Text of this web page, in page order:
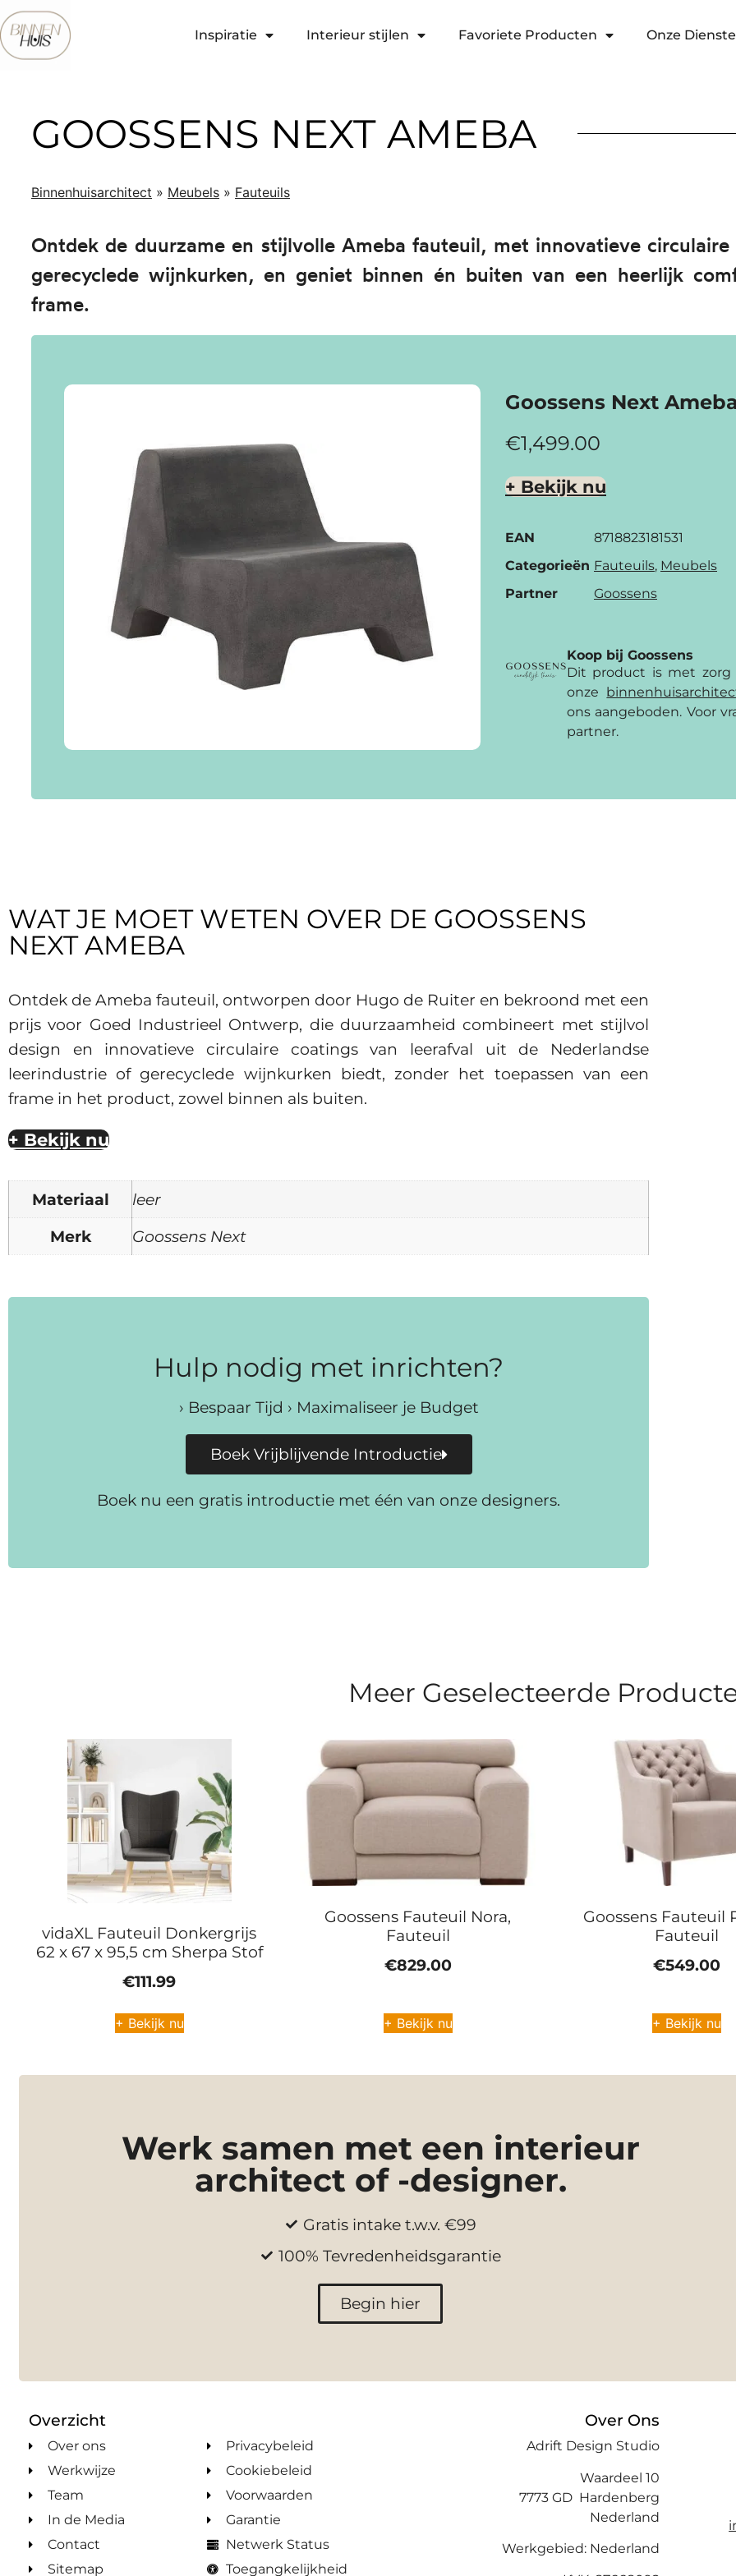
Inspiratie Interieur stijlen Favoriete Producten Onze
GOOSSENS NEXT AMEBA
Binnenhuisarchitect » Meubels » Fauteuils
Ontdek de duurzame en stijlvolle Ameba fauteuil, met innovatieve
gerecyclede wijnkurken, en geniet binnen én buiten van een heerlijk
frame.
Goossens Next
€1,499.00
+ Bekijk nu
EAN
8718823181531
Categorieën Fauteuils, Meubels
Partner
Goossens
Koop bij Goossens
Dit product is met zorg
onze
ons aangeboden. Voor
partner.
WAT JE MOET WETEN OVER DE GOOSSENS
NEXT AMEBA
Ontdek de Ameba fauteuil, ontworpen door Hugo de Ruiter en bekroond met een
prijs voor Goed Industrieel Ontwerp, die duurzaamheid combineert met stijlvol
design en innovatieve circulaire coatings van leerafval uit de Nederlandse
leerindustrie of gerecyclede wijnkurken biedt, zonder het toepassen van een
frame in het product, zowel binnen als buiten.
+ Bekijk nu
Materiaal
leer
Merk
Goossens Next
Hulp nodig met inrichten?
› Bespaar Tijd › Maximaliseer je Budget
Boek Vrijblijvende Introductie
Boek nu een gratis introductie met één van onze designers.
Meer Geselecteerde
vidaXL Fauteuil Donkergrijs
62 x 67 x 95,5 cm Sherpa Stof
€111.99
+ Bekijk nu
Goossens Fauteuil Nora,
Fauteuil
€829.00
+ Bekijk nu
Goossens Fauteuil
Fauteuil
€549.00
+ Bekijk nu
Werk samen met een interieur
architect of -designer.
Gratis intake t.w.v. €99
100% Tevredenheidsgarantie
Begin hier
Overzicht
Over ons
Werkwijze
Team
In de Media
Contact
Sitemap
Privacybeleid
Cookiebeleid
Voorwaarden
Garantie
Netwerk Status
Toegangkelijkheid
Over Ons
Adrift Design Studio
Waardeel 10
7773 GD Hardenberg
Nederland
Werkgebied: Nederland